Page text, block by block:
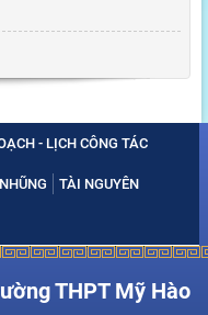
- LỊCH CÔNG TÁC
TÀI NGUYÊN
THPT Mỹ Hào